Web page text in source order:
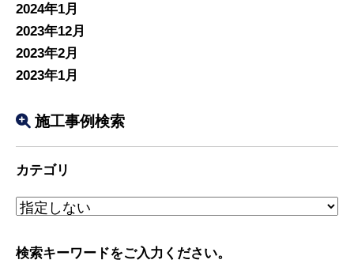
2024年1月
2023年12月
2023年2月
2023年1月
施工事例検索
カテゴリ
検索キーワードをご入力ください。